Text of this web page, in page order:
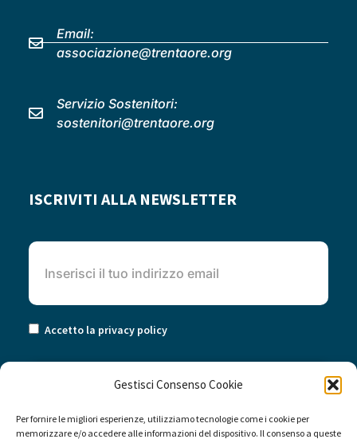
Gestisci Consenso Cookie
Per fornire le migliori esperienze, utilizziamo tecnologie come i cookie per
memorizzare e/o accedere alle informazioni del dispositivo. Il consenso a queste
Email:
associazione@trentaore.org
Servizio Sostenitori:
sostenitori@trentaore.org
ISCRIVITI ALLA NEWSLETTER
Accetto la privacy policy